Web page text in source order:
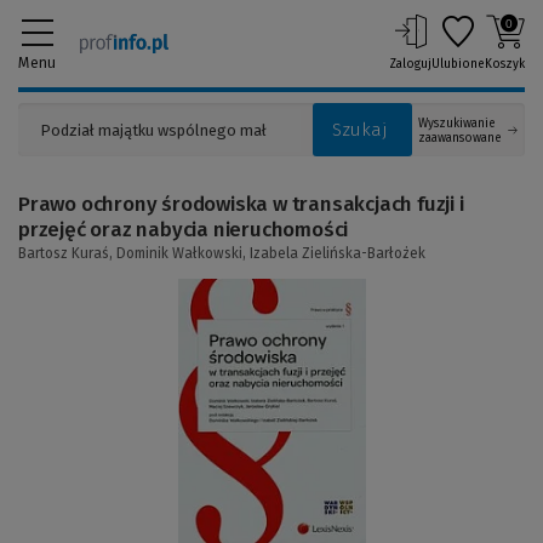
Menu
Szukaj
Wyszukiwanie
zaawansowane
ZalogujUlubione
0
Koszyk
Prawo ochrony środowiska w transakcjach fuzji i
przejęć oraz nabycia nieruchomości
Bartosz Kuraś, Dominik Wałkowski, Izabela Zielińska-Barłożek